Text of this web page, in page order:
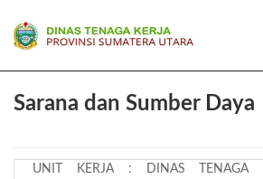
Sarana dan Sumber Daya
UNIT KERJA : DINAS TENAGA